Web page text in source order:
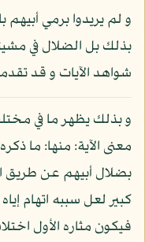
و لم يريدوا برمي
بذلك بل الضلال في
شواهد الآيات و قد
و بذلك يظهر ما في
معنى الآية: منها: ما
بضلال أبيهم عن طريق
كبير لعل سببه اتهام
فيكون مثاره الأول